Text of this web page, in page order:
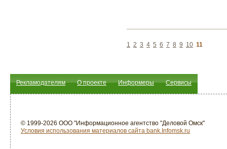
1 2 3 4 5 6 7 8 9 10 11
Рекламодателям О проекте Информеры Сервисы
© 1999-2026 ООО "Информационное агентство "Деловой Омск"
Условия использования материалов сайта bank.Infomsk.ru